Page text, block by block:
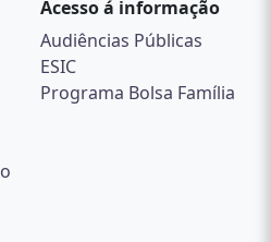
ESIC
Programa Bolsa Família